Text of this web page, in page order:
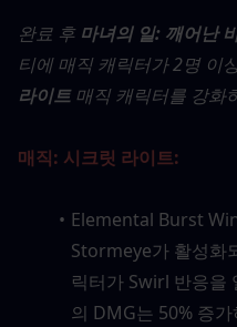
완료 후 마녀의 일: 깨어난
티에 매직 캐릭터가 2명 이
라이트 매직 캐릭터를 강화
매직: 시크릿 라이트:
Elemental Burst
Stormeye가 활성화
릭터가 Swirl 반응을
의 DMG는 50% 증